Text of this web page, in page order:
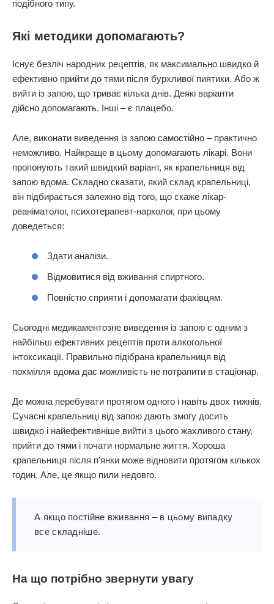
подібного типу.
Які методики допомагають?
Існує безліч народних рецептів, як максимально швидко й
ефективно прийти до тями після бурхливої пиятики. Або ж
вийти із запою, що триває кілька днів. Деякі варіанти
дійсно допомагають. Інші – є плацебо.
Але, виконати виведення із запою самостійно – практично
неможливо. Найкраще в цьому допомагають лікарі. Вони
пропонують такий швидкий варіант, як крапельниця від
запою вдома. Складно сказати, який склад крапельниці,
він підбирається залежно від того, що скаже лікар-
реаніматолог, психотерапевт-нарколог, при цьому
доведеться:
Здати аналізи.
Відмовитися від вживання спиртного.
Повністю сприяти і допомагати фахівцям.
Сьогодні медикаментозне виведення із запою є одним з
найбільш ефективних рецептів проти алкогольної
інтоксикації. Правильно підібрана крапельниця від
похмілля вдома дає можливість не потрапити в стаціонар.
Де можна перебувати протягом одного і навіть двох тижнів.
Сучасні крапельниці від запою дають змогу досить
швидко і найефективніше вийти з цього жахливого стану,
прийти до тями і почати нормальне життя. Хороша
крапельниця після п’янки може відновити протягом кількох
годин. Але, це якщо пили недовго.
А якщо постійне вживання – в цьому випадку
все складніше.
На що потрібно звернути увагу